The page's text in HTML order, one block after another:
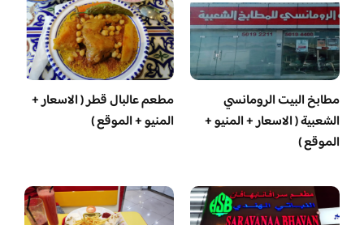
مطابخ البيت الرومانسي
الشعبية ( الاسعار + المنيو +
الموقع )
مطعم عالبال قطر ( الاسعار +
المنيو + الموقع )